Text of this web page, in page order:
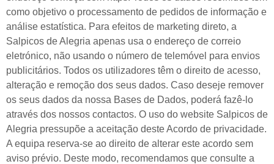
como objetivo o processamento de pedidos de informação e
análise estatística. Para efeitos de marketing direto, a
Salpicos de Alegria apenas usa o endereço de correio
eletrónico, não usando o número de telemóvel para envios
publicitários. Todos os utilizadores têm o direito de acesso,
alteração e remoção dos seus dados. Caso deseje remover
os seus dados da nossa Bases de Dados, poderá fazê-lo
através dos nossos contactos. O uso do website Salpicos de
Alegria pressupõe a aceitação deste Acordo de privacidade.
A equipa reserva-se ao direito de alterar este acordo sem
aviso prévio. Deste modo, recomendamos que consulte a